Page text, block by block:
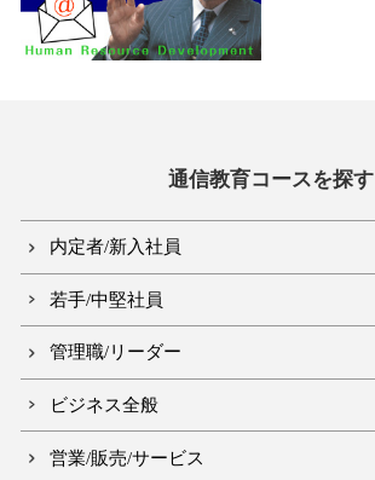
通信教育コースを探す
内定者/新入社員
若手/中堅社員
管理職/リーダー
ビジネス全般
営業/販売/サービス